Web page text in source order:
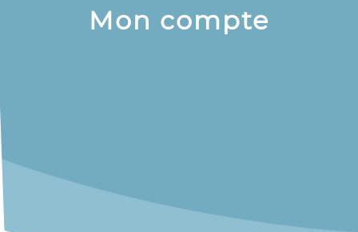
Mon compte